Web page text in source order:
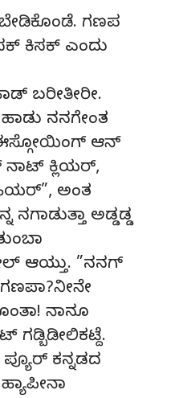
ಗಣಪ
ಕಿಸಕ್ ಎಂದು
ಬರೀತೀರೀ.
ನನಗೇಂತ
ಈಸ್ಗೋಯಿಂಗ್ ಆನ್
ಕ್ಲಿಯರ್,
ಅಂತ
ಅಡ್ಡಡ್ಡ
ಆಯ್ತು. ”ನನಗ್
ನಾನೂ
ಕನ್ನಡದ